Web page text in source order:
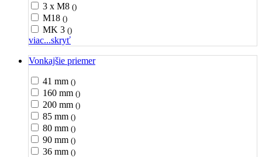
3 x M8 ()
M18 ()
MK 3 ()
viac...skryť
Vonkajšie priemer
41 mm ()
160 mm ()
200 mm ()
85 mm ()
80 mm ()
90 mm ()
36 mm ()